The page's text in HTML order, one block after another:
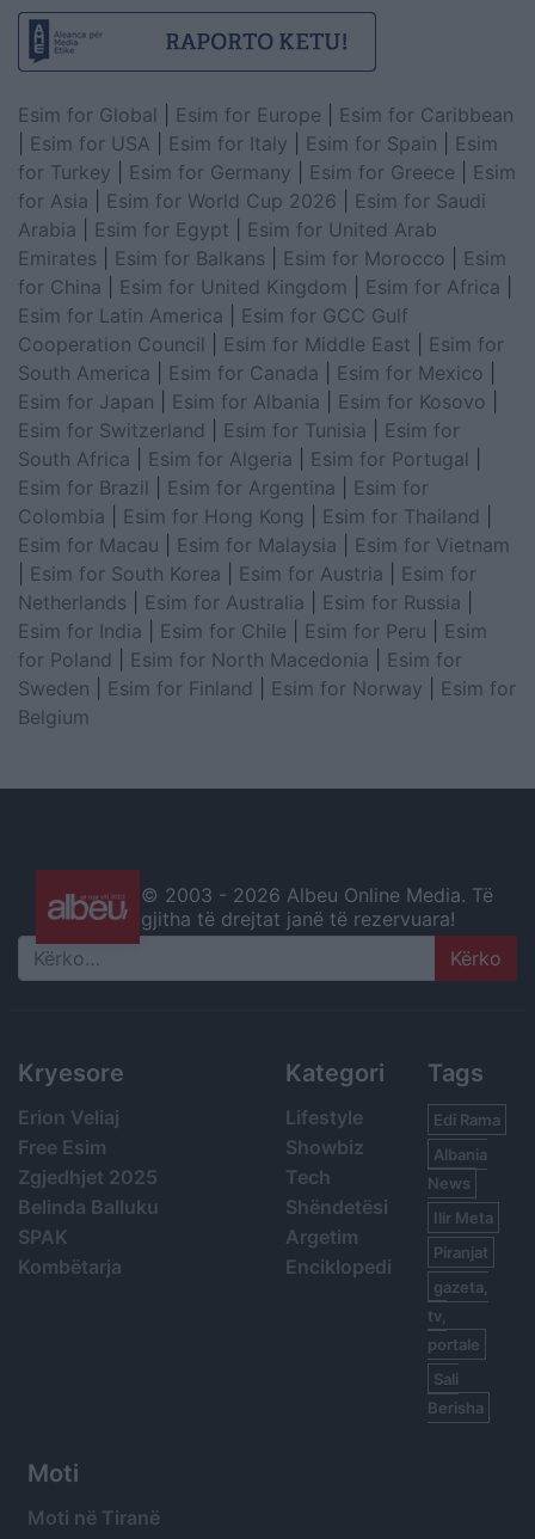
Esim for Global Esim for Europe
Esim for Caribbean
Esim for USA Esim for Italy Esim for Spain
Esim
for Turkey
Esim for Germany Esim for Greece
Esim
for Asia
Esim for World Cup 2026
Esim for Saudi
Arabia
Esim for Egypt
Esim for United Arab
Emirates
Esim for Balkans Esim for Morocco
Esim
for China
Esim for United Kingdom Esim for Africa
Esim for Latin America
Esim for GCC Gulf
Cooperation Council
Esim for Middle East
Esim for
South America
Esim for Canada Esim for Mexico
Esim for Japan
Esim for Albania Esim for Kosovo
Esim for Switzerland
Esim for Tunisia
Esim for
South Africa
Esim for Algeria Esim for Portugal
Esim for Brazil
Esim for Argentina
Esim for
Colombia
Esim for Hong Kong Esim for Thailand
Esim for Macau
Esim for Malaysia
Esim for Vietnam
Esim for South Korea Esim for Austria
Esim for
Netherlands
Esim for Australia Esim for Russia
Esim for India
Esim for Chile Esim for Peru
Esim
for Poland
Esim for North Macedonia
Esim for
Sweden
Esim for Finland Esim for Norway
Esim for
Belgium
© 2003 - 2026 Albeu Online Media. Të
gjitha të drejtat janë të rezervuara!
Search
Kryesore
Erion Veliaj
Free Esim
Zgjedhjet 2025
Belinda Balluku
SPAK
Kombëtarja
Kategori
Lifestyle
Showbiz
Tech
Shëndetësi
Argetim
Enciklopedi
Tags
Edi Rama
Albania
News
Ilir Meta
Piranjat
gazeta,
tv,
portale
Sali
Berisha
Moti
Moti në Tiranë